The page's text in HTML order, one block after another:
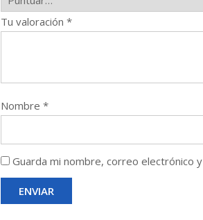
Tu valoración *
Nombre *
Guarda mi nombre, correo electrónico